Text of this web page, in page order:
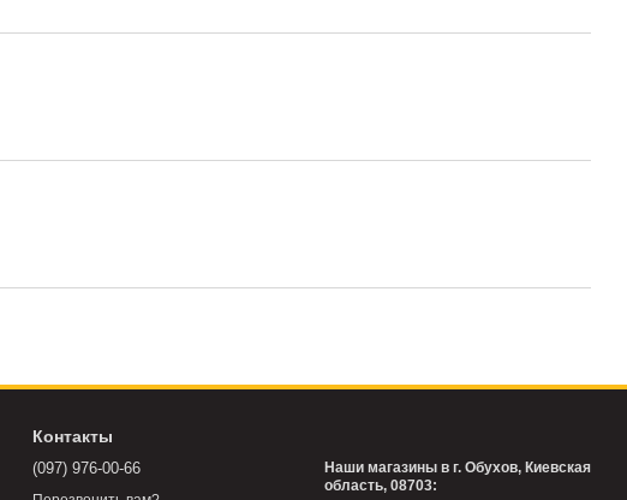
Контакты
(097) 976-00-66
Наши магазины в г. Обухов, Киевская
область, 08703: